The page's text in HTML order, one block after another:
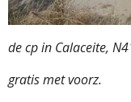
de cp in Calaceite,
gratis met voorz.